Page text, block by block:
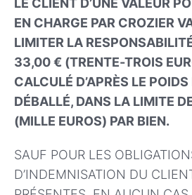
LE CLIENT D’UNE VALEUR
EN CHARGE PAR CROZIER
LIMITER LA
33,00 € (TRENTE-TROIS
CALCULÉ D’APRÈS LE
DÉBALLÉ, DANS LA LIMITE
(MILLE EUROS) PAR BIEN.
SAUF POUR LES
D’INDEMNISATION DU